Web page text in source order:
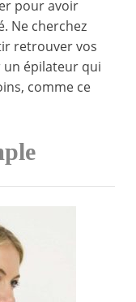
pour avoir
Ne cherchez
retrouver vos
un épilateur qui
comme ce